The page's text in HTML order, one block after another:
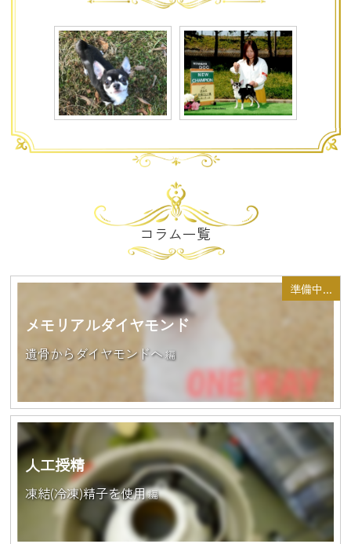
コラム一覧
メモリアルダイヤモンド
遺骨からダイヤモンドへ編
準備中...
人工授精
凍結(冷凍)精子を使用編